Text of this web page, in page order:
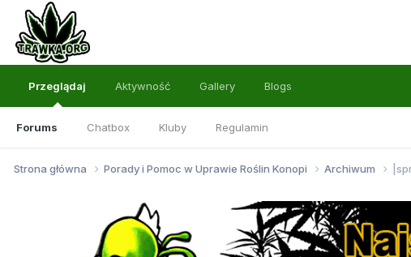
Przeglądaj
Forums Chatbox Kluby Regulamin
Aktywność Gallery Blogs
Strona główna Porady i Pomoc w Uprawie Roślin Konopi Archiwum